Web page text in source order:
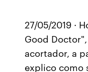
27/05/2019 ·
Good
acortador, a
explico como